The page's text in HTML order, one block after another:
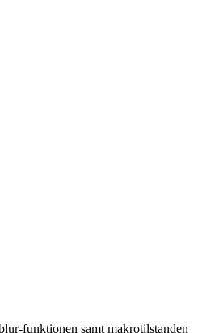
funktionen samt makrotilstanden